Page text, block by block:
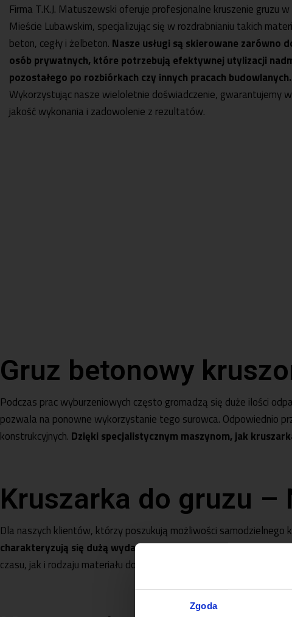
Zgoda
Firma T.K.J. Matuszewski oferuje profesjonalne kruszenie gruzu
Mieście Lubawskim, specjalizując się w rozdrabnianiu takich
beton, cegły i żelbeton. Nasze usługi są skierowane zarówno
osób prywatnych, które potrzebują efektywnej utylizacji
pozostałego po rozbiórkach czy innych pracach budowlanych.
Wykorzystując nasze wieloletnie doświadczenie, gwarantujemy
jakość wykonania i zadowolenie z rezultatów.
Gruz betonowy
Podczas prac wyburzeniowych często gromadzą się duże ilości
pozwala na ponowne wykorzystanie tego surowca. Odpowiednio
konstrukcyjnych. Dzięki specjalistycznym maszynom, jak
Kruszarka do gruzu –
Dla naszych klientów, którzy poszukują możliwości samodzielnego
charakteryzują się dużą wydajnością i mogą pracować w
czasu, jak i rodzaju materiału do kruszenia. Istnieje również